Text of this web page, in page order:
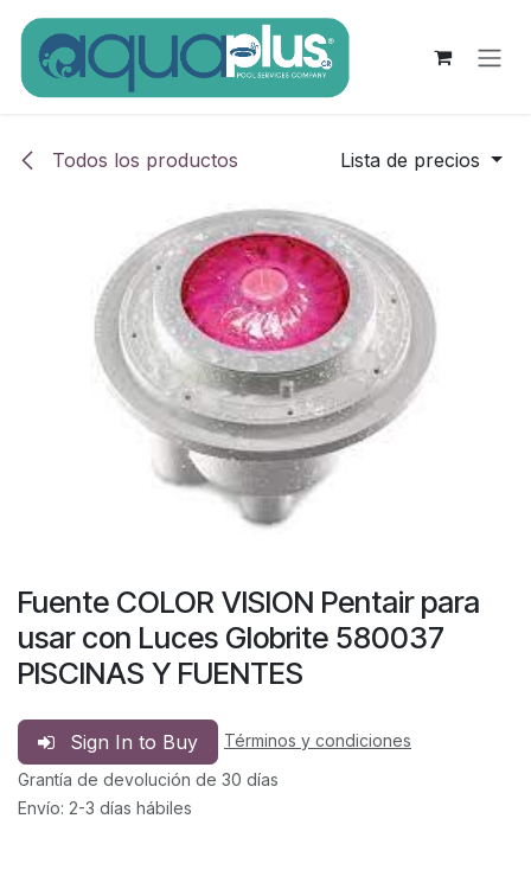
Ir al contenido
Todos los productos Lista de precios
Fuente COLOR VISION Pentair para
usar con Luces Globrite 580037
PISCINAS Y FUENTES
Sign In to Buy
Términos y condiciones
Grantía de devolución de 30 días
Envío: 2-3 días hábiles